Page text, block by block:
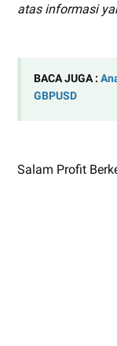
atas informasi
BACA JUGA :
GBPUSD
Salam Profit